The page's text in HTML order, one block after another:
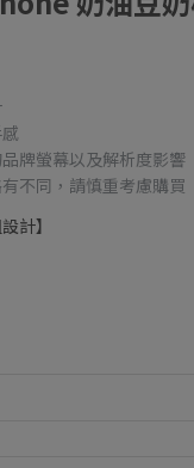
牌螢幕以及解析度影響
不同，請慎重考慮購買
計】